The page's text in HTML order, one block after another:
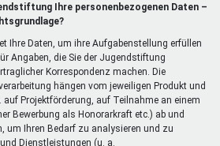
extern)
Ihre personenbezogenen Daten –
Ihre Daten, um ihre Aufgabenstellung erfüllen
Angaben, die Sie der Jugendstiftung
Korrespondenz machen. Die
hängen vom jeweiligen Produkt und
auf Projektförderung, auf Teilnahme an einem
Bewerbung als Honorarkraft etc.) ab und
um Ihren Bedarf zu analysieren und zu
Dienstleistungen (u. a.